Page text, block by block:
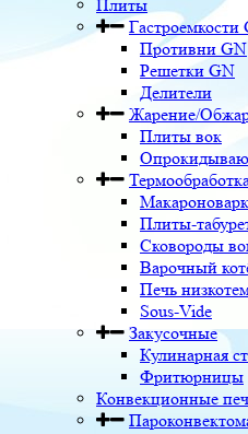
Плиты
Гастроемкости
Противни GN
Решетки GN
Делители
Жарение/
Плиты вок
Плиты-
Сковороды
Варочный
Печь
Sous-Vide
Закусочные
Кулинарная
Фритюрницы
Конвекционные